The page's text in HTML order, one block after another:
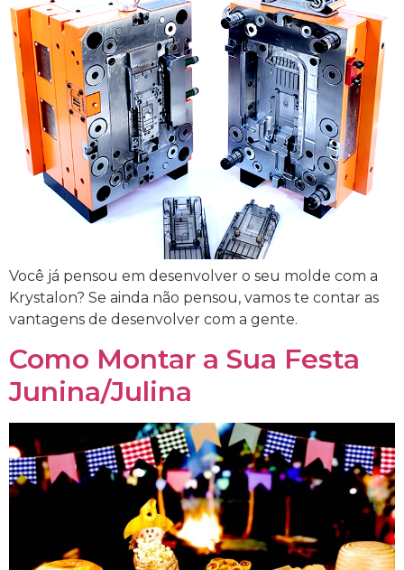
Você já pensou em desenvolver o seu molde com a
Krystalon? Se ainda não pensou, vamos te contar as
vantagens de desenvolver com a gente.
Como Montar a Sua Festa
Junina/Julina